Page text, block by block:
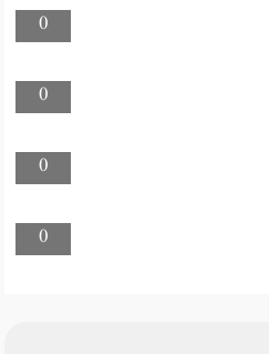
0
0
0
0